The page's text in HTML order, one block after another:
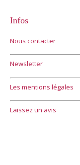
Infos
Nous contacter
Newsletter
Les mentions légales
Laissez un avis